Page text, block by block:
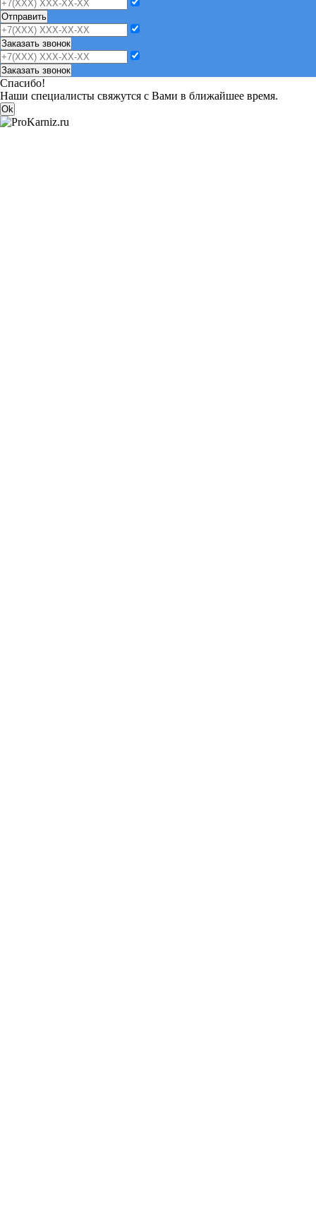
Отправить
Заказать звонок
Заказать звонок
Спасибо!
Наши специалисты свяжутся с Вами в ближайшее время.
Ok